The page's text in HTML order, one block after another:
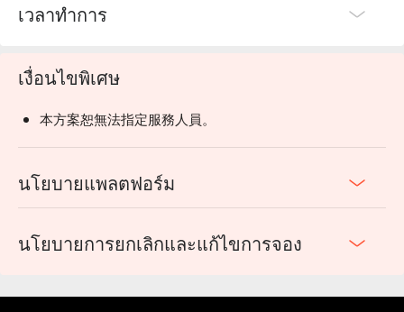
เวลาทำการ
เงื่อนไขพิเศษ
本方案恕無法指定服務人員。
นโยบายแพลตฟอร์ม
นโยบายการยกเลิกและแก้ไขการจอง